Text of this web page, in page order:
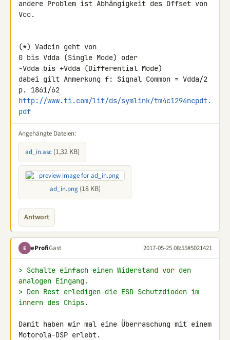
andere Problem ist Abhängigkeit des Offset von
Vcc.
(*) Vadcin geht von
0 bis Vdda (Single Mode) oder
-Vdda bis +Vdda (Differential Mode)
dabei gilt Anmerkung f: Signal Common = Vdda/2
http://www.ti.com/lit/ds/symlink/tm4c1294ncpdt.
pdf
Angehängte Dateien:
ad_in.asc (1,32 KB)
ad_in.png(18 KB)
Antwort
E eProfiGast 2017-05-25 08:55#5021421
> Schalte einfach einen Widerstand vor den
analogen Eingang.
> Den Rest erledigen die ESD Schutzdioden im
innern des Chips.
Damit haben wir mal eine Überraschung mit einem
Motorola-DSP erlebt.